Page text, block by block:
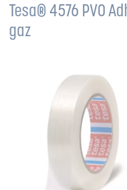
Tesa® 4576 PV0
gaz